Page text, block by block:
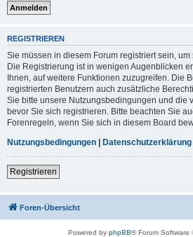
REGISTRIEREN
Sie müssen in diesem Forum registriert sein, um
Die Registrierung ist in wenigen Augenblicken
Ihnen, auf weitere Funktionen zuzugreifen. Die
registrierten Benutzern auch zusätzliche
Sie bitte unsere Nutzungsbedingungen und die
bevor Sie sich registrieren. Bitte beachten Sie
Forenregeln, wenn Sie sich in diesem Board
Nutzungsbedingungen | Datenschutzerklärung
Registrieren
Foren-Übersicht
Powered by phpBB® Forum Software